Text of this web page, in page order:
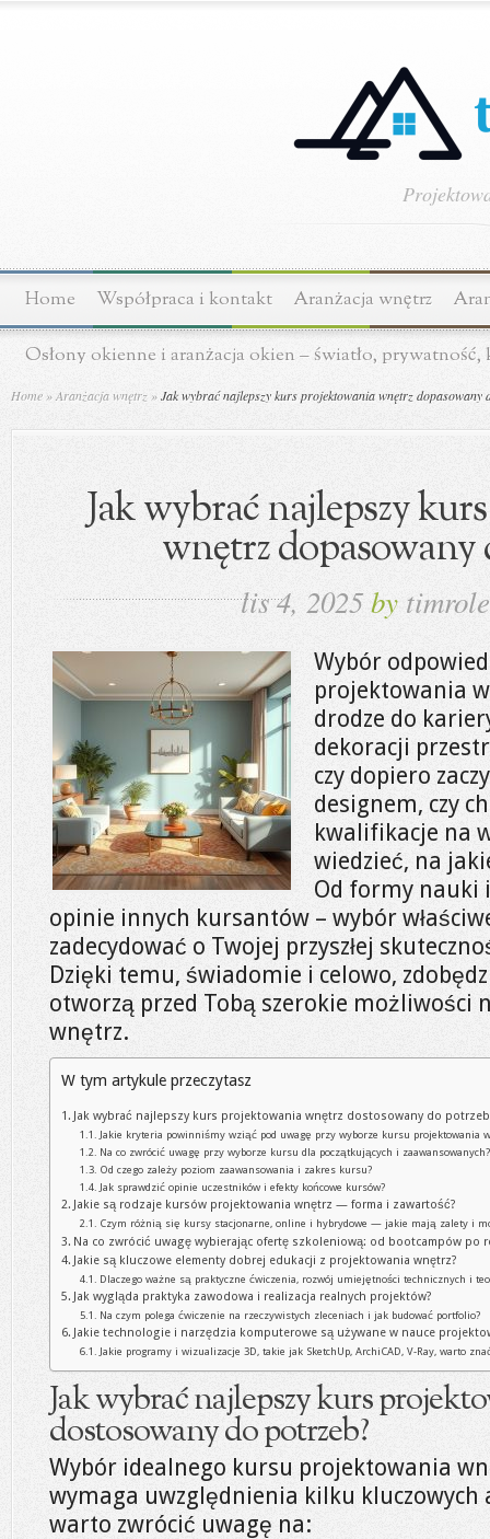
Home Współpraca i kontakt Aranżacja wnętrz
Osłony okienne i aranżacja okien – światło,
Home »Aranżacja wnętrz »Jak wybrać najlepszy kurs projektowania wnętrz dopasowany
Jak wybrać najlepszy
wnętrz dopasowany
lis 4, 2025by
Wybór
projektowania
drodze do
dekoracji
czy dopiero
designem, czy
kwalifikacje na
wiedzieć, na
Od formy nauki
opinie innych kursantów – wybór
zadecydować o Twojej przyszłej
Dzięki temu, świadomie i celowo,
otworzą przed Tobą szerokie możliwości
wnętrz.
W tym artykule przeczytasz
Jak wybrać najlepszy kurs projektowania wnętrz dostosowany do
Jakie kryteria powinniśmy wziąć pod uwagę przy wyborze kursu projektowania
Na co zwrócić uwagę przy wyborze kursu dla początkujących i zaawansowanych?
Od czego zależy poziom zaawansowania i zakres kursu?
Jak sprawdzić opinie uczestników i efekty końcowe kursów?
Jakie są rodzaje kursów projektowania wnętrz — forma i zawartość?
Czym różnią się kursy stacjonarne, online i hybrydowe — jakie mają zalety i
Na co zwrócić uwagę wybierając ofertę szkoleniową: od bootcampów po
Jakie są kluczowe elementy dobrej edukacji z projektowania wnętrz?
Dlaczego ważne są praktyczne ćwiczenia, rozwój umiejętności technicznych i
Jak wygląda praktyka zawodowa i realizacja realnych projektów?
Na czym polega ćwiczenie na rzeczywistych zleceniach i jak budować portfolio?
Jakie technologie i narzędzia komputerowe są używane w nauce
Jakie programy i wizualizacje 3D, takie jak SketchUp, ArchiCAD, V-Ray, warto
Jak wybrać najlepszy kurs
dostosowany do potrzeb?
Wybór idealnego kursu projektowania
wymaga uwzględnienia kilku kluczowych
warto zwrócić uwagę na: